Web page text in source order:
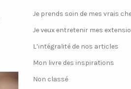
Je prends soin de mes vrais
Je veux entretenir mes
L’intégralité de nos articles
Mon livre des inspirations
Non classé